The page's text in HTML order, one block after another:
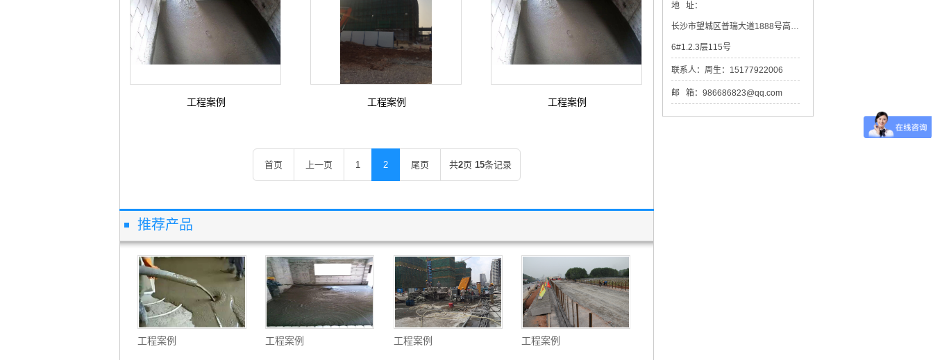
工程案例 工程案例 工程案例
首页 上一页 1 2 尾页 共2页 15条记录
推荐产品
工程案例 工程案例 工程案例 工程案例
地 址：
长沙市望城区普瑞大道1888号高星物流园市场交易区二期2-
6#1.2.3层115号
联系人：周生：15177922006
邮 箱：986686823@qq.com